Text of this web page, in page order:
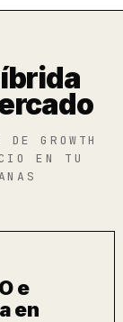
GROWTH
EN TU
e
en